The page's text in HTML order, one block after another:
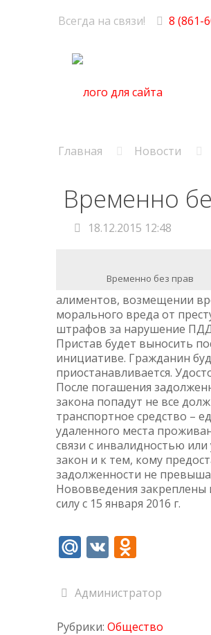
Всегда на связи! 8 (861-
Главная Новости
Временно
18.12.2015 12:48
Временно без прав
алиментов, возмещении
морального вреда от
штрафов за нарушение
Пристав будет выносить
инициативе. Гражданин
приостанавливается.
После погашения
закона попадут не все
транспортное средство –
удаленного места
связи с инвалидностью
закон и к тем, кому
задолженности не
Нововведения
силу с 15 января 2016 г.
Mail.Ru
VK
Администратор
Рубрики: Общество